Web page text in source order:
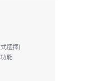
選擇)
能